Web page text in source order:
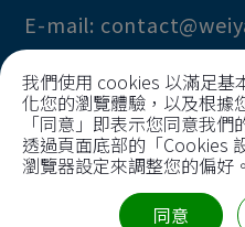
E-mail:
Copyright © 2026Huai
Co., Ltd
All Rights Reserved.
統一編號 69810321
我們使用 cookies 以滿足基
化您的瀏覽體驗，以及根據
「同意」即表示您同意我
透過頁面底部的「Cookies
瀏覽器設定來調整您的偏好。
同意